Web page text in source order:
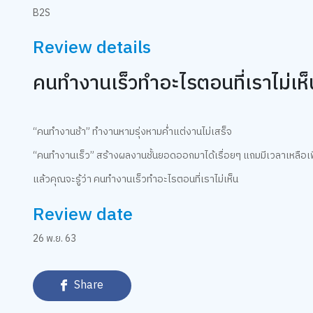
B2S
Review details
คนทำงานเร็วทำอะไรตอนที่เราไม่เ
“คนทำงานช้า” ทำงานหามรุ่งหามค่ำแต่งานไม่เสร็จ
“คนทำงานเร็ว” สร้างผลงานชั้นยอดออกมาได้เรื่อยๆ แถมมีเวลาเหลือ
แล้วคุณจะรู้ว่า คนทำงานเร็วทำอะไรตอนที่เราไม่เห็น
Review date
26 พ.ย. 63
Share